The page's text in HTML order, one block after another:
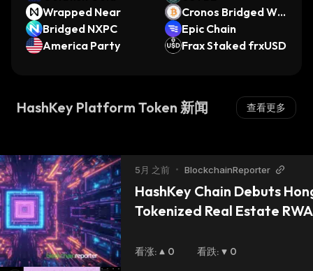
Wrapped Near
Cronos Bridged WB
TC (Cronos)
Bridged NXPC
Epic Chain
America Party
Frax Staked frxUSD
HashKey Platform Token 新闻 查看更多
5月 之前 • BlockchainReporter
HashKey Chain Debuts
Tokenized Real Estate RWA
看涨: 0 看跌: 0